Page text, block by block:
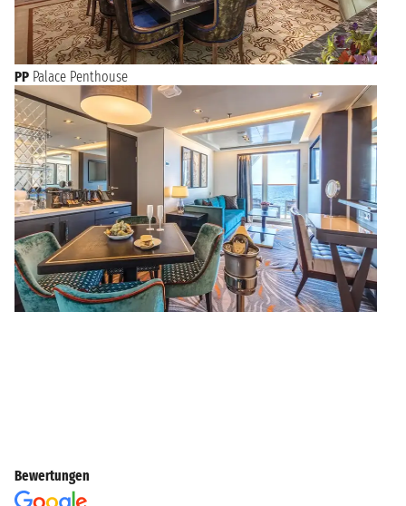
PP Palace Penthouse
Bewertungen